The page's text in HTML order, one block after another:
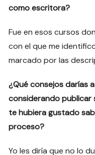
como escritora?
Fue en esos cursos
con el que me
marcado por las
¿Qué consejos darías
considerando publicar
te hubiera gustado
proceso?
Yo les diría que no lo